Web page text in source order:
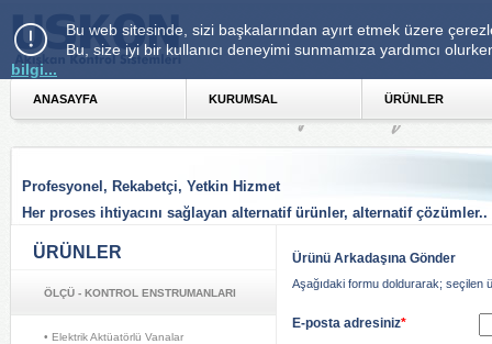
Bu web sitesinde, sizi başkalarından ayırt etmek üzere
Bu, size iyi bir kullanıcı deneyimi sunmamıza yardımcı
bilgi...
ANASAYFA KURUMSAL ÜRÜNLER
Profesyonel, Rekabetçi, Yetkin Hizmet
Her proses ihtiyacını sağlayan alternatif ürünler, alternatif çözümler..
ÜRÜNLER
ÖLÇÜ - KONTROL ENSTRUMANLARI
• Elektrik Aktüatörlü Vanalar
Ürünü Arkadaşına Gönder
Aşağıdaki formu doldurarak; seçilen
E-posta adresiniz*